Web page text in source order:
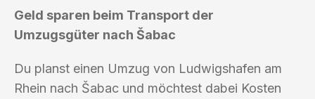
Geld sparen beim Transport der
Umzugsgüter nach Šabac
Du planst einen Umzug von Ludwigshafen am
Rhein nach Šabac und möchtest dabei Kosten